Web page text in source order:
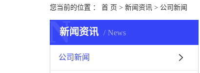
您当前的位置 ： 首 页 > 新闻资讯 > 公司新闻
新闻资讯 News
N
公司新闻